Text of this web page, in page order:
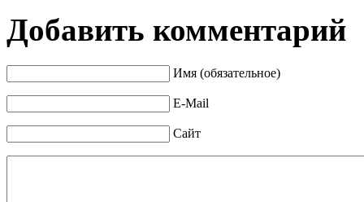
Добавить комментарий
Имя (обязательное)
E-Mail
Сайт